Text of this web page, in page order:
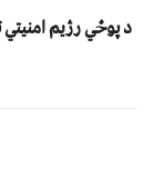
د پوځي رژیم امنیتي